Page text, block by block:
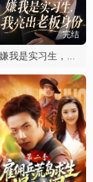
完结
嫌我是实习生，我亮出老板身份